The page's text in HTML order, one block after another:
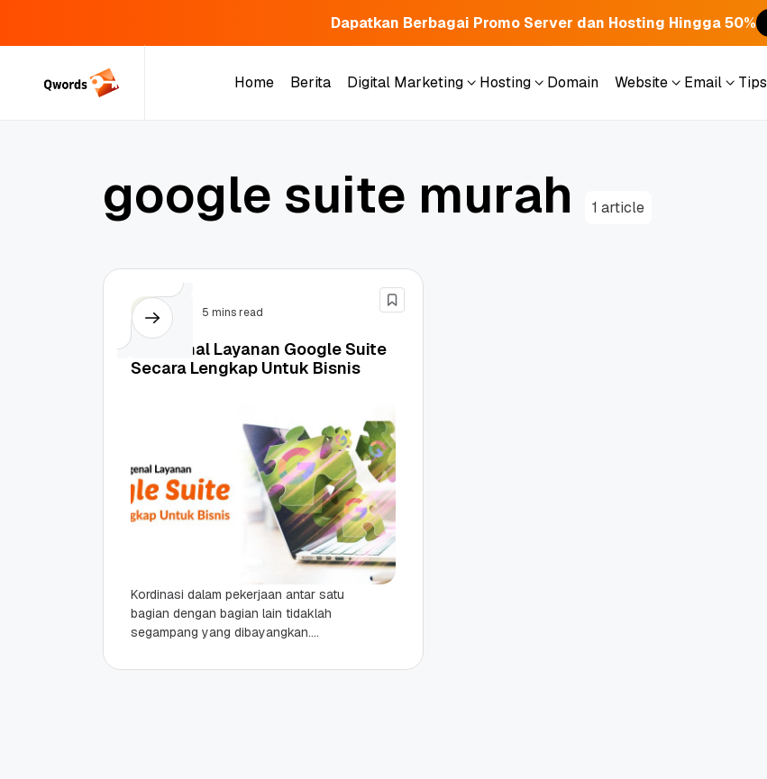
Dapatkan Berbagai Promo Server dan Hosting Hingga 50%
Home
Berita
Digital Marketing
Hosting
Domain
Website
Email
Tips
google suite murah 1 article
Bisnis 5 mins read
Mengenal Layanan Google Suite
Secara Lengkap Untuk Bisnis
Kordinasi dalam pekerjaan antar satu
bagian dengan bagian lain tidaklah
segampang yang dibayangkan.
dengan bagian lain berjauhan atau